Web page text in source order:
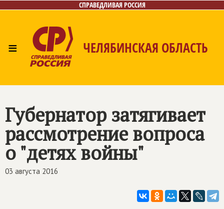
СПРАВЕДЛИВАЯ РОССИЯ
≡ ЧЕЛЯБИНСКАЯ ОБЛАСТЬ
Губернатор затягивает
рассмотрение вопроса
о "детях войны"
03 августа 2016